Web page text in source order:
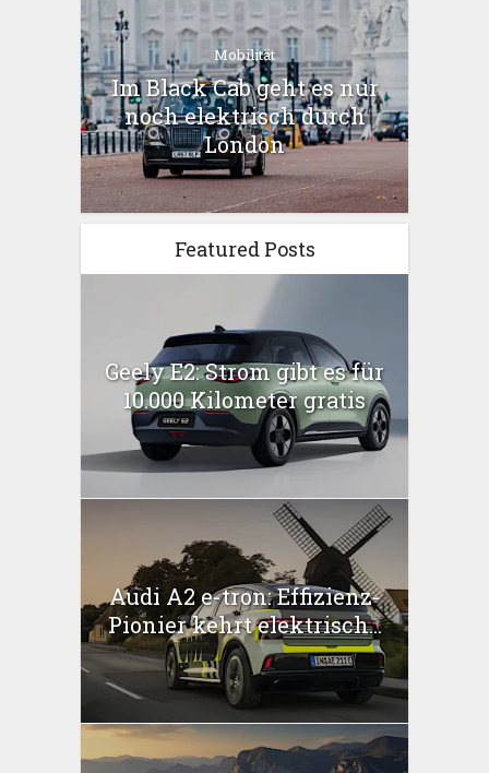
Mobilität
Im Black Cab geht es nur
noch elektrisch durch
London
Featured Posts
Geely E2: Strom gibt es für
10.000 Kilometer gratis
Audi A2 e-tron: Effizienz-
Pionier kehrt elektrisch...